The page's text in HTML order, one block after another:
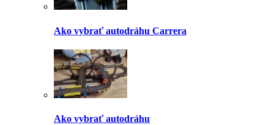
Ako vybrať autodráhu Carrera
Ako vybrať autodráhu